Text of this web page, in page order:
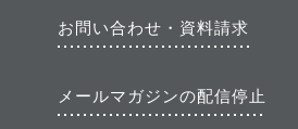
お問い合わせ・資料請求
メールマガジンの配信停止